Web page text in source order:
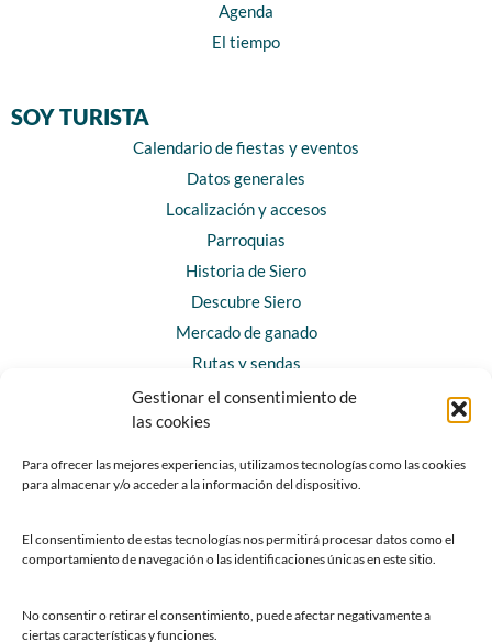
Gestionar el consentimiento de
las cookies
Para ofrecer las mejores experiencias, utilizamos tecnologías como las cookies
para almacenar y/o acceder a la información del dispositivo.
El consentimiento de estas tecnologías nos permitirá procesar datos como el
comportamiento de navegación o las identificaciones únicas en este sitio.
No consentir o retirar el consentimiento, puede afectar negativamente a
ciertas características y funciones.
Agenda
El tiempo
SOY TURISTA
Calendario de fiestas y eventos
Datos generales
Localización y accesos
Parroquias
Historia de Siero
Descubre Siero
Mercado de ganado
Rutas y sendas
Horarios y contacto
Teléfonos de interés
Chatbot Siero
SEDES ELECTRÓNICAS
Sede del Ayuntamiento de Siero